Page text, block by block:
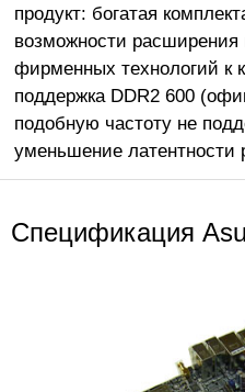
продукт: богатая
возможности
фирменных технологий к
поддержка DDR2 600
подобную частоту не
уменьшение латентности
Спецификация